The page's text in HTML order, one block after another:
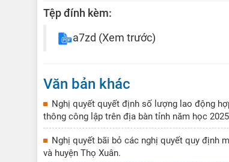
Tệp đính kèm:
a7zd (Xem trước)
Văn bản khác
Nghị quyết quyết định số lượng lao động
thông công lập trên địa bàn tỉnh năm học
Nghị quyết bãi bỏ các nghị quyết quy định
và huyện Thọ Xuân.